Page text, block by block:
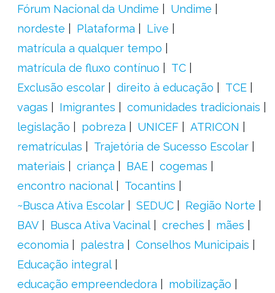
Fórum Nacional da Undime
Undime
nordeste
Plataforma
Live
matrícula a qualquer tempo
matrícula de fluxo contínuo
TC
Exclusão escolar
direito à educação
TCE
vagas
Imigrantes
comunidades tradicionais
legislação
pobreza UNICEF
ATRICON
rematrículas
Trajetória de Sucesso Escolar
materiais
criança BAE
cogemas
encontro nacional
Tocantins
~Busca Ativa Escolar
SEDUC
Região Norte
BAV
Busca Ativa Vacinal creches
mães
economia
palestra
Conselhos Municipais
Educação integral
educação empreendedora
mobilização